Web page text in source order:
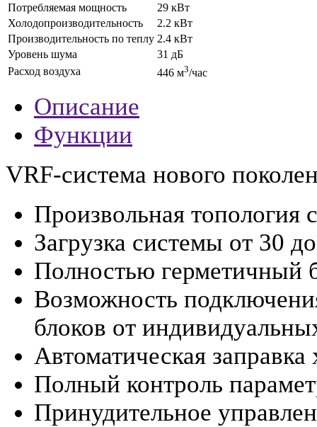
Потребляемая мощность
29 кВт
Холодопроизводительность
2.2 кВт
Производительность по теплу 2.4 кВт
Уровень шума
31 дБ
Расход воздуха
446 м3/час
Описание
Функции
VRF-система нового
Произвольная топология
Загрузка системы от 30
Полностью герметичный
Возможность
блоков от
Автоматическая заправка
Полный контроль
Принудительное